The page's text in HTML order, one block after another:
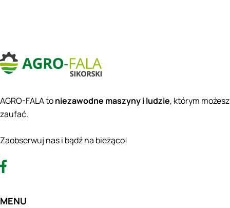
AGRO-FALA toniezawodne maszyny i ludzie, którym możesz
zaufać.
Zaobserwuj nas i bądź na bieżąco!
MENU